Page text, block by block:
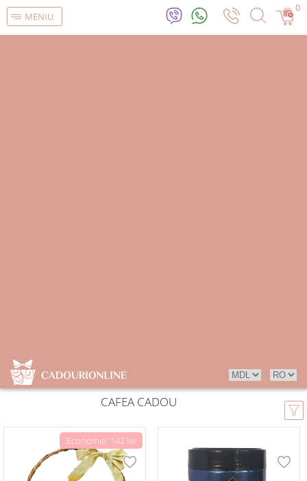
MENIU
0
CAFEA CADOU
Economie: 142 lei